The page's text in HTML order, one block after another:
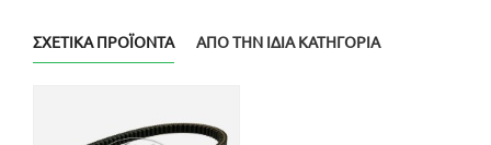
ΣΧΕΤΙΚΆ ΠΡΟΪΌΝΤΑ ΑΠΌ ΤΗΝ ΊΔΙΑ ΚΑΤΗΓΟΡΊΑ